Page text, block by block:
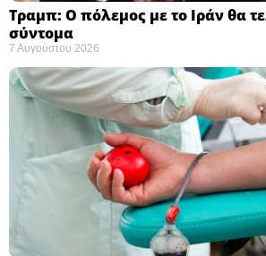
Τραμπ: Ο πόλεμος με το Ιράν θα
σύντομα ​
7 Αυγούστου 2026